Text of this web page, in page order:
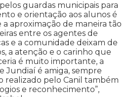
guardas municipais para
e orientação aos alunos é
aproximação de maneira tão
entre os agentes de
e a comunidade deixam de
a atenção e o carinho que
é muito importante, a
Jundiaí é amiga, sempre
realizado pelo Canil também
e reconhecimento”,